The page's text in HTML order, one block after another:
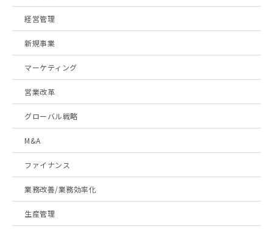
経営管理
新規事業
マーケティング
営業改革
グローバル戦略
M&A
ファイナンス
業務改善/業務効率化
生産管理